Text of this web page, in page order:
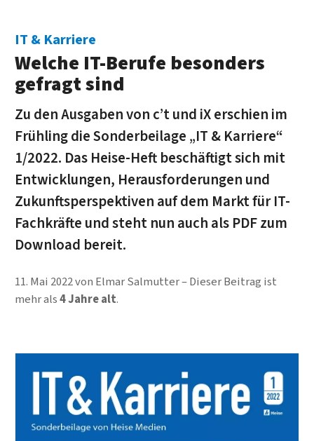
IT & Karriere
Welche IT-Berufe besonders
gefragt sind
Zu den Ausgaben von c’t und iX erschien im
Frühling die Sonderbeilage „IT & Karriere“
1/2022. Das Heise-Heft beschäftigt sich mit
Entwicklungen, Herausforderungen und
Zukunftsperspektiven auf dem Markt für IT-
Fachkräfte und steht nun auch als PDF zum
Download bereit.
11. Mai 2022von Elmar Salmutter
Dieser Beitrag ist
mehr als4 Jahre alt.